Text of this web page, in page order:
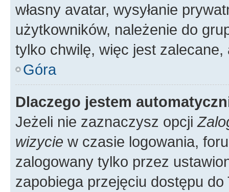
własny avatar, wysyłanie
użytkowników, należenie do
tylko chwilę, więc jest zalecane,
Góra
Dlaczego jestem
Jeżeli nie zaznaczysz opcji
wizycie w czasie logowania,
zalogowany tylko przez
zapobiega przejęciu dostępu